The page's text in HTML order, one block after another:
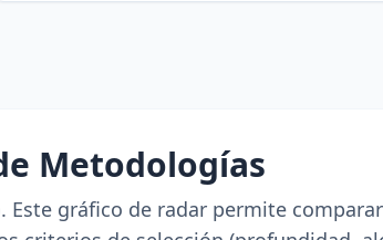
Metodologías
gráfico de radar permite